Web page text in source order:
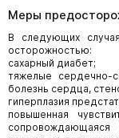
Меры
В следующих
осторожностью:
сахарный диабет;
тяжелые сердечно-
болезнь сердца,
гиперплазия
повышенная
сопровождающаяся